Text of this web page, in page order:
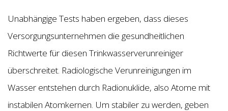
Unabhängige Tests haben ergeben, dass dieses
Versorgungsunternehmen die gesundheitlichen
Richtwerte für diesen Trinkwasserverunreiniger
überschreitet. Radiologische Verunreinigungen im
Wasser entstehen durch Radionuklide, also Atome mit
instabilen Atomkernen. Um stabiler zu werden, geben